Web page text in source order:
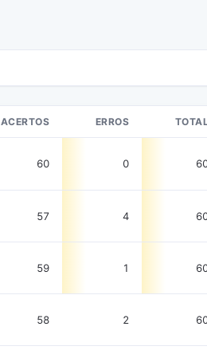
ACERTOS ERROS
60 0
57 4
59 1
58 2